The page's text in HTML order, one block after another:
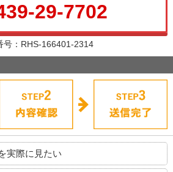
29-7702
号：RHS-166401-2314
実際に見たい